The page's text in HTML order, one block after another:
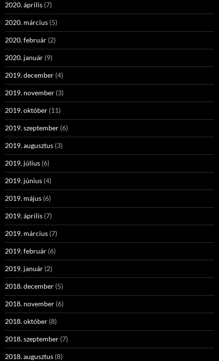
2020. április (7)
2020. március (5)
2020. február (2)
2020. január (9)
2019. december (4)
2019. november (3)
2019. október (11)
2019. szeptember (6)
2019. augusztus (3)
2019. július (6)
2019. június (4)
2019. május (6)
2019. április (7)
2019. március (7)
2019. február (6)
2019. január (2)
2018. december (5)
2018. november (6)
2018. október (8)
2018. szeptember (7)
2018. augusztus (8)